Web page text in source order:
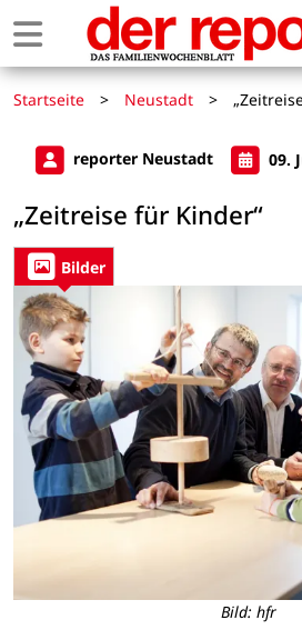
Startseite > Neustadt >
reporter Neustadt 09.
„Zeitreise für Kinder“
Bilder
Bild: hfr